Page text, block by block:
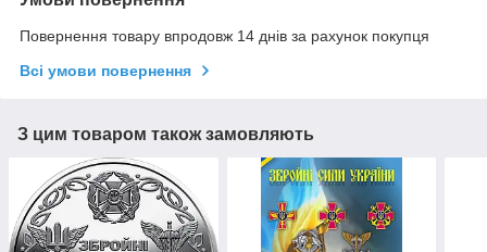
Повернення товару впродовж 14 днів за рахунок покупця
Всі умови повернення
З цим товаром також замовляють